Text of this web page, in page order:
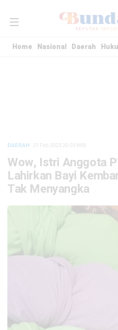
Home Nasional Daerah
DAERAH · 21 Feb 202320:03WIB
Wow, Istri Anggota
Lahirkan Bayi
Tak Menyangka